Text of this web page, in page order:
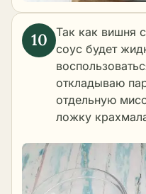
Так как вишня
соус будет
откладываю
отдельную
ложку